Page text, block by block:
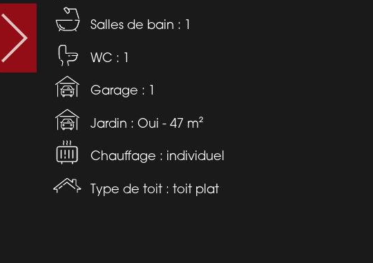
Salles de bain : 1
WC : 1
Garage : 1
Jardin : Oui - 47 m²
Chauffage : individuel
Type de toit : toit plat